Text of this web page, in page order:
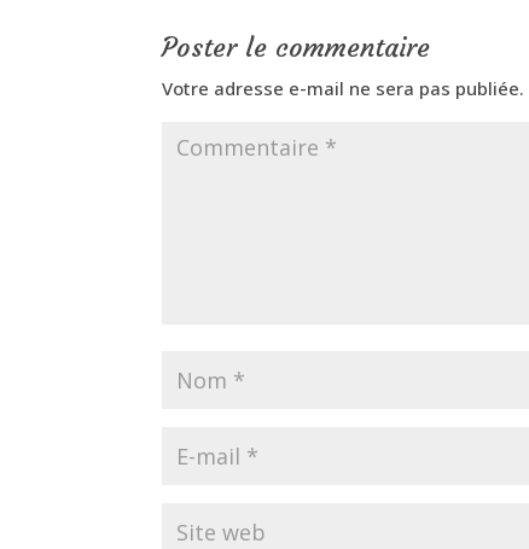
Poster le commentaire
Votre adresse e-mail ne sera pas publiée.